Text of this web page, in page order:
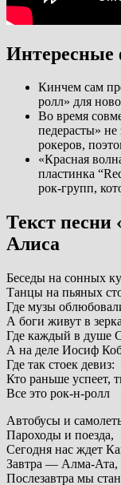
Кинчем сам
ролл» для
Во время
педерасты» не
рокеров,
«Красная
пластинка
рок-групп,
Текст песни
Алиса
Беседы на сонных
Танцы на пьяных
Где музы
А боги живут в
Где каждый в душе
А на деле Иосиф
Где так стоек девиз:
Кто раньше успеет,
Все это рок-н-ролл
Автобусы и
Пароходы и поезда,
Сегодня нас ждет
Завтра — Алма-Ата,
Послезавтра мы